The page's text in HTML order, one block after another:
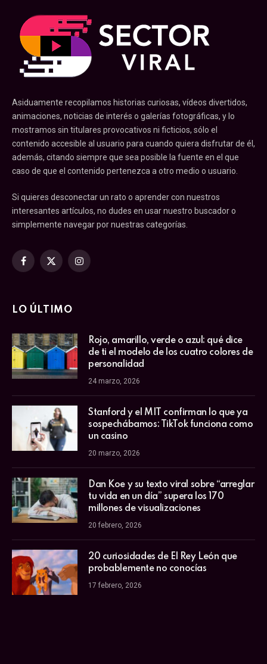
Asiduamente recopilamos historias curiosas, vídeos divertidos,
animaciones, noticias de interés o galerías fotográficas, y lo
mostramos sin titulares provocativos ni ficticios, sólo el
contenido accesible al usuario para cuando quiera disfrutar de él,
además, citando siempre que sea posible la fuente en el que
caso de que el contenido pertenezca a otro medio o usuario.
Si quieres desconectar un rato o aprender con nuestros
interesantes artículos, no dudes en usar nuestro buscador o
simplemente navegar por nuestras categorías.
Facebook
X
Instagram
LO ÚLTIMO
Rojo, amarillo, verde o azul: qué dice
de ti el modelo de los cuatro colores de
personalidad
24 marzo, 2026
Stanford y el MIT confirman lo que ya
sospechábamos: TikTok funciona como
un casino
20 marzo, 2026
Dan Koe y su texto viral sobre “arreglar
tu vida en un día” supera los 170
millones de visualizaciones
20 febrero, 2026
20 curiosidades de El Rey León que
probablemente no conocías
17 febrero, 2026